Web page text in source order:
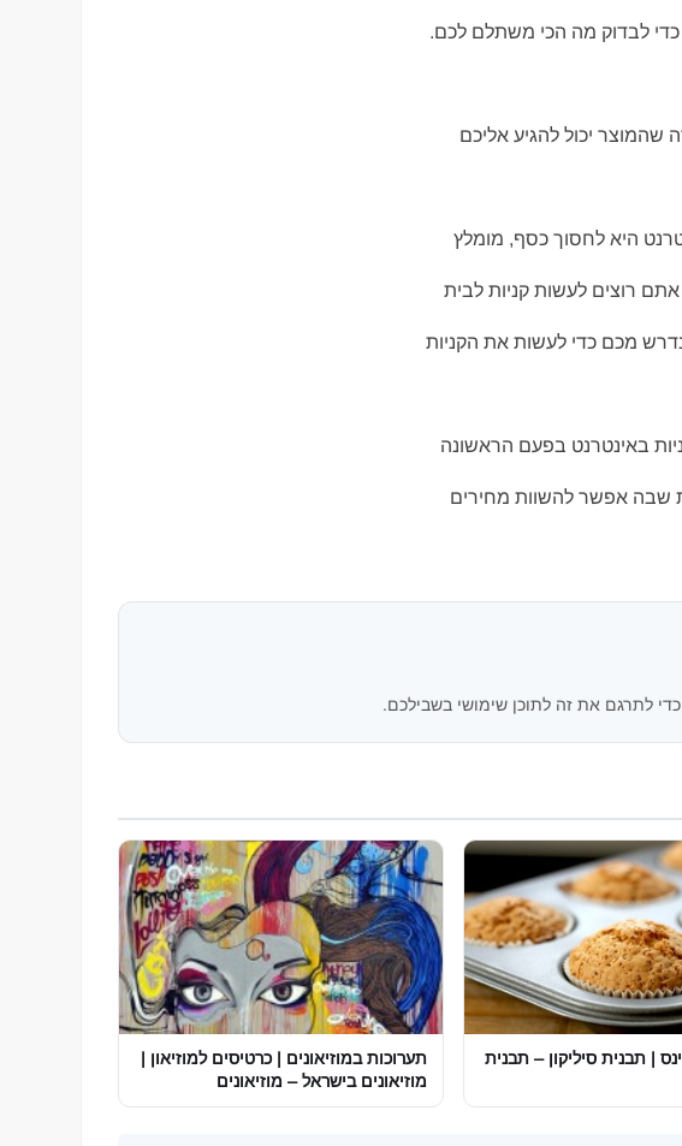
לבדוק מה הכי משתלם לכם.
שהמוצר יכול להגיע אליכם
היא לחסוך כסף, מומלץ
רוצים לעשות קניות לבית
מכם כדי לעשות את הקניות
באינטרנט בפעם הראשונה
שבה אפשר להשוות מחירים
לתרגם את זה לתוכן שימושי בשבילכם.
| תבנית סיליקון – תבנית
תערוכות במוזיאונים | כרטיסים למוזיאון |
מוזיאונים בישראל – מוזיאונים